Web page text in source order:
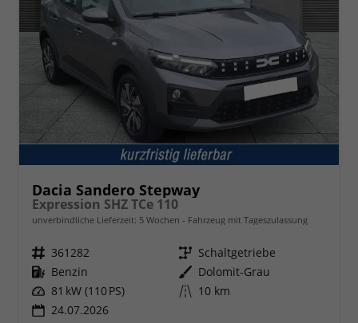
Dacia Sandero Stepway
Expression SHZ TCe 110
unverbindliche Lieferzeit: 5 Wochen Fahrzeug mit Tageszulassung
Fahrzeugnr. 361282 Getriebe Schaltgetriebe
Kraftstoff Benzin Außenfarbe Dolomit-Grau
Leistung 81 kW (110 PS) Kilometerstand 10 km
24.07.2026